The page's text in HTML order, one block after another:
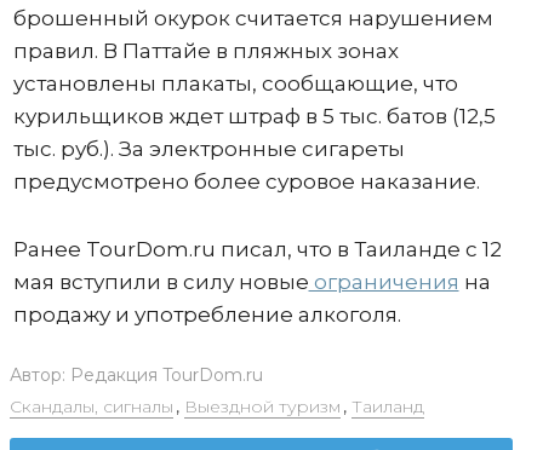
брошенный окурок считается нарушением
правил. В Паттайе в пляжных зонах
установлены плакаты, сообщающие, что
курильщиков ждет штраф в 5 тыс. батов (12,5
тыс. руб.). За электронные сигареты
предусмотрено более суровое наказание.
Ранее TourDom.ru писал, что в Таиланде с 12
мая вступили в силу новые ограничения на
продажу и употребление алкоголя.
Автор: Редакция TourDom.ru
Скандалы, сигналы , Выездной туризм , Таиланд